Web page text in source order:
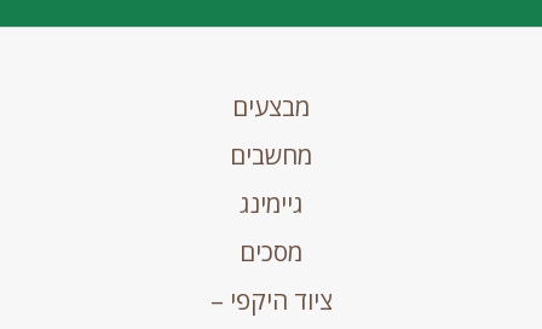
מבצעים
מחשבים
גיימינג
מסכים
ציוד היקפי –